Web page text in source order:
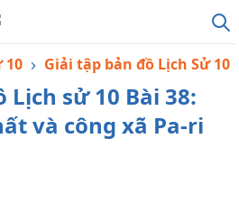
10 Giải tập bản đồ Lịch Sử 10
Lịch sử 10 Bài 38:
và công xã Pa-ri